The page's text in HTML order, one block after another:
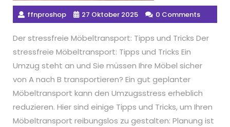
ffnproshop 27 Oktober 2025 0 Comments
Der stressfreie Möbeltransport: Tipps und Tricks Der
stressfreie Möbeltransport: Tipps und Tricks Ein
Umzug steht an und Sie müssen Ihre Möbel sicher
von A nach B transportieren? Ein gut geplanter
Möbeltransport kann den Umzugsstress erheblich
reduzieren. Hier sind einige Tipps und Tricks, um Ihren
Möbeltransport reibungslos zu gestalten: Planung ist